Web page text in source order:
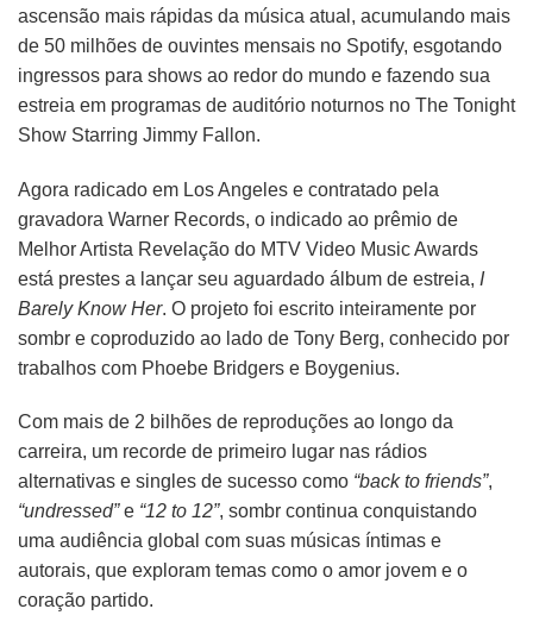
ascensão mais rápidas da música atual, acumulando mais
de 50 milhões de ouvintes mensais no Spotify, esgotando
ingressos para shows ao redor do mundo e fazendo sua
estreia em programas de auditório noturnos no The Tonight
Show Starring Jimmy Fallon.
Agora radicado em Los Angeles e contratado pela
gravadora Warner Records, o indicado ao prêmio de
Melhor Artista Revelação do MTV Video Music Awards
está prestes a lançar seu aguardado álbum de estreia, I
Barely Know Her. O projeto foi escrito inteiramente por
sombr e coproduzido ao lado de Tony Berg, conhecido por
trabalhos com Phoebe Bridgers e Boygenius.
Com mais de 2 bilhões de reproduções ao longo da
carreira, um recorde de primeiro lugar nas rádios
alternativas e singles de sucesso como “back to friends”,
“undressed”e “12 to 12”, sombr continua conquistando
uma audiência global com suas músicas íntimas e
autorais, que exploram temas como o amor jovem e o
coração partido.